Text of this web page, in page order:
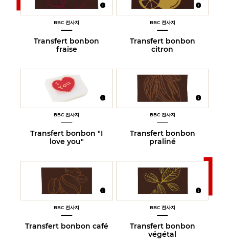
BBC 전사지
Transfert bonbon
fraise
BBC 전사지
Transfert bonbon
citron
BBC 전사지
Transfert bonbon "I
love you"
BBC 전사지
Transfert bonbon
praliné
BBC 전사지
Transfert bonbon café
BBC 전사지
Transfert bonbon
végétal